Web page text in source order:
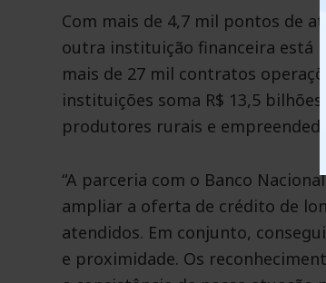
Com mais de 4,7 mil pontos de
outra instituição financeira está
mais de 27 mil contratos
instituições soma R$ 13,5
produtores rurais e
“A parceria com o Banco
ampliar a oferta de crédito de
atendidos. Em conjunto,
e proximidade. Os